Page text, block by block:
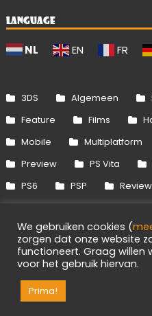
LANGUAGE
NL EN FR
3DS Algemeen
Feature
Films
Mobile
Multiplatform
Preview
PS Vita
PS6
PSP Review
Xbox 360
Xbox One
Evilgamerz 2026 - Alle rechten
We gebruiken cookies (
zorgen dat onze website
functioneert. Graag willen
voor het gebruik hiervan.
Prima!